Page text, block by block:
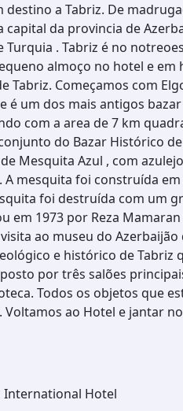
destino a Tabriz. De
capital da provincia de
Turquia . Tabriz é no
almoço no hotel e em
Tabriz. Começamos com
é um dos mais antigos
com a area de 7 km
do Bazar Histórico
Mesquita Azul , com
mesquita foi construída em
foi destruída com um
em 1973 por Reza
ao museu do Azerbaijão
e histórico de Tabriz
por três salões
Todos os objetos que
Voltamos ao Hotel e jantar
International Hotel